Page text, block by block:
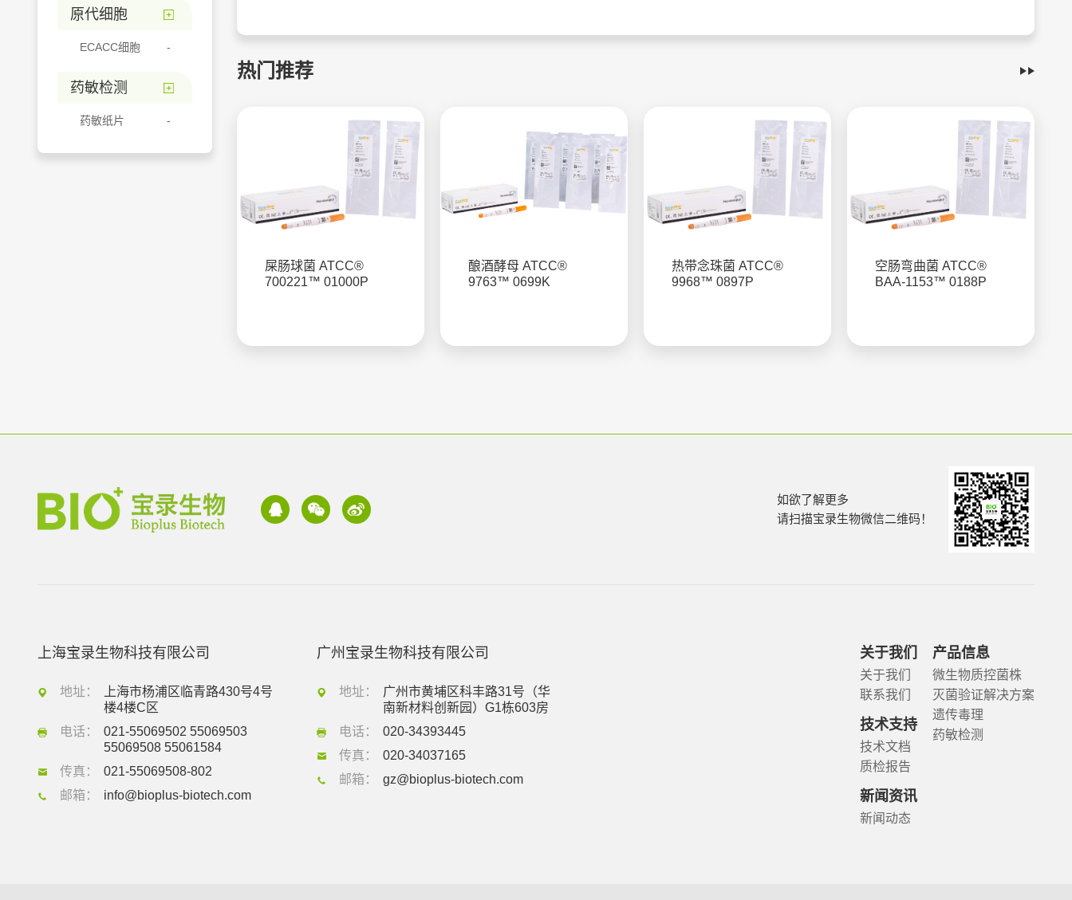
原代细胞
ECACC细胞
药敏检测
药敏纸片
热门推荐
屎肠球菌 ATCC®
700221™ 01000P
酿酒酵母 ATCC®
9763™ 0699K
热带念珠菌 ATCC®
9968™ 0897P
空肠弯曲菌 ATCC®
BAA-1153™ 0188P
如欲了解更多
请扫描宝录生物微信二维码！
上海宝录生物科技有限公司
地址：
上海市杨浦区临青路430号4号
楼4楼C区
电话：
021-55069502 55069503
55069508 55061584
传真：
021-55069508-802
邮箱：
info@bioplus-biotech.com
广州宝录生物科技有限公司
地址：
广州市黄埔区科丰路31号（华
南新材料创新园）G1栋603房
电话：
020-34393445
传真：
020-34037165
邮箱：
gz@bioplus-biotech.com
关于我们
关于我们
联系我们
技术支持
技术文档
质检报告
新闻资讯
新闻动态
产品信息
微生物质控菌株
灭菌验证解决方案
遗传毒理
药敏检测